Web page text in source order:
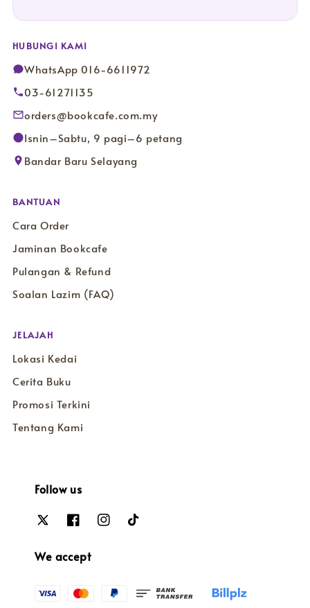
HUBUNGI KAMI
WhatsApp 016-6611972
03-61271135
orders@bookcafe.com.my
Isnin–Sabtu, 9 pagi–6 petang
Bandar Baru Selayang
BANTUAN
Cara Order
Jaminan Bookcafe
Pulangan & Refund
Soalan Lazim (FAQ)
JELAJAH
Lokasi Kedai
Cerita Buku
Promosi Terkini
Tentang Kami
Follow us
We accept